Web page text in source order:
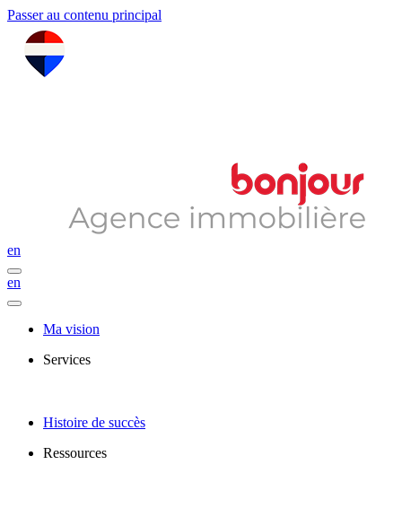
Passer au contenu principal
en
en
Ma vision
Services
Histoire de succès
Ressources